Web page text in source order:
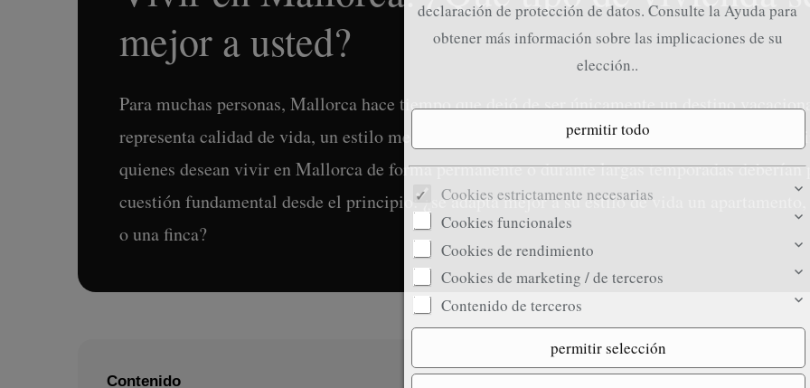
mejor a usted?
Para muchas personas, Mallorca hace tiempo que dejó de ser únicamente un destino
representa calidad de vida, un estilo mediterráneo relajado y una nueva sensación de hogar.
quienes desean vivir en Mallorca de forma permanente o durante largas temporadas deberían
cuestión fundamental desde el principio: ¿se adapta mejor a su estilo de vida un
o una finca?
Contenido
declaración de protección de datos. Consulte laAyudapara
obtener más información sobre las implicaciones de su
elección..
Cookies estrictamente necesarias
Cookies funcionales
Cookies de rendimiento
Cookies de marketing / de terceros
Contenido de terceros